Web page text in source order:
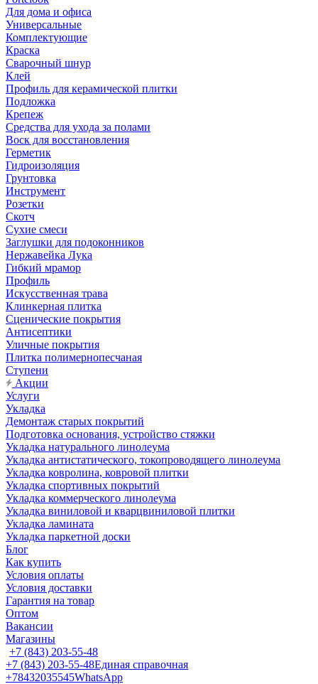
Для дома и офиса
Универсальные
Комплектующие
Краска
Сварочный шнур
Клей
Профиль для керамической плитки
Подложка
Крепеж
Средства для ухода за полами
Воск для восстановления
Герметик
Гидроизоляция
Грунтовка
Инструмент
Розетки
Скотч
Сухие смеси
Заглушки для подоконников
Нержавейка Лука
Гибкий мрамор
Профиль
Искусственная трава
Клинкерная плитка
Сценические покрытия
Антисептики
Уличные покрытия
Плитка полимернопесчаная
Ступени
Акции
Услуги
Укладка
Демонтаж старых покрытий
Подготовка основания, устройство стяжки
Укладка натурального линолеума
Укладка антистатического, токопроводящего линолеума
Укладка ковролина, ковровой плитки
Укладка спортивных покрытий
Укладка коммерческого линолеума
Укладка виниловой и кварцвиниловой плитки
Укладка ламината
Укладка паркетной доски
Блог
Как купить
Условия оплаты
Условия доставки
Гарантия на товар
Оптом
Вакансии
Магазины
+7 (843) 203-55-48
+7 (843) 203-55-48Единая справочная
+78432035545WhatsApp